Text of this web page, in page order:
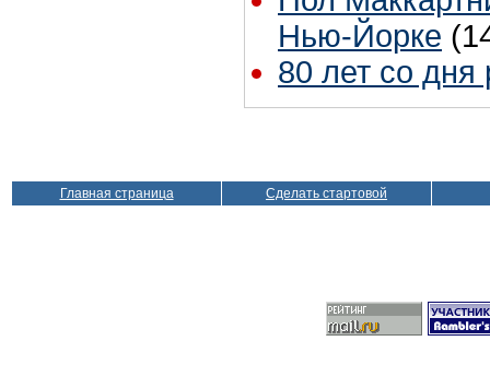
Нью-Йорке
80 лет со
Главная страница Сделать стартовой